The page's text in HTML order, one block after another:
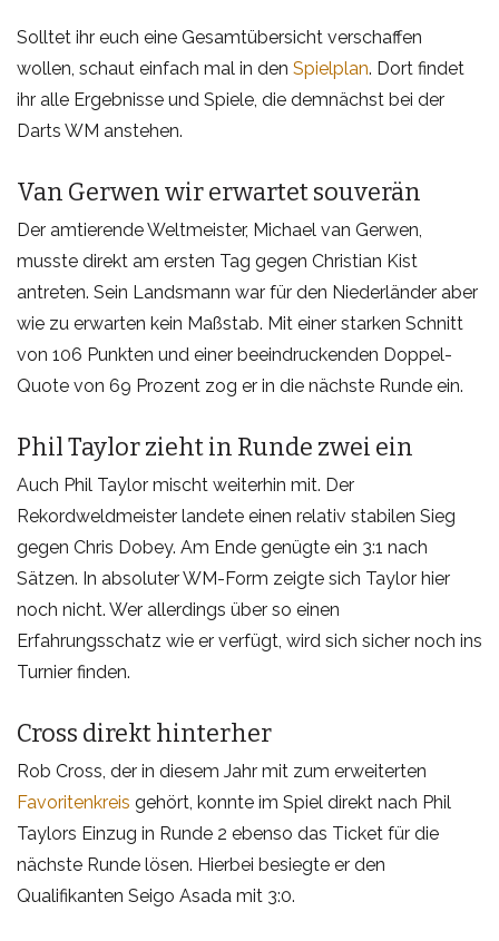
Solltet ihr euch eine Gesamtübersicht verschaffen
wollen, schaut einfach mal in den Spielplan. Dort findet
ihr alle Ergebnisse und Spiele, die demnächst bei der
Darts WM anstehen.
Van Gerwen wir erwartet souverän
Der amtierende Weltmeister, Michael van Gerwen,
musste direkt am ersten Tag gegen Christian Kist
antreten. Sein Landsmann war für den Niederländer aber
wie zu erwarten kein Maßstab. Mit einer starken Schnitt
von 106 Punkten und einer beeindruckenden Doppel-
Quote von 69 Prozent zog er in die nächste Runde ein.
Phil Taylor zieht in Runde zwei ein
Auch Phil Taylor mischt weiterhin mit. Der
Rekordweldmeister landete einen relativ stabilen Sieg
gegen Chris Dobey. Am Ende genügte ein 3:1 nach
Sätzen. In absoluter WM-Form zeigte sich Taylor hier
noch nicht. Wer allerdings über so einen
Erfahrungsschatz wie er verfügt, wird sich sicher noch ins
Turnier finden.
Cross direkt hinterher
Rob Cross, der in diesem Jahr mit zum erweiterten
Favoritenkreis gehört, konnte im Spiel direkt nach Phil
Taylors Einzug in Runde 2 ebenso das Ticket für die
nächste Runde lösen. Hierbei besiegte er den
Qualifikanten Seigo Asada mit 3:0.